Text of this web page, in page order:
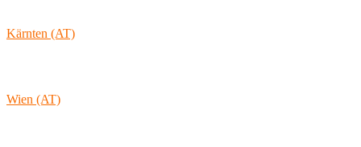
Kärnten (AT)
Wien (AT)